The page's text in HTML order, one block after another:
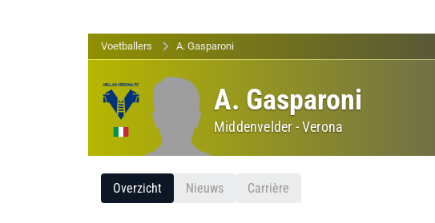
Voetballers A. Gasparoni
A. Gasparoni
Middenvelder -Verona
Overzicht Nieuws Carrière